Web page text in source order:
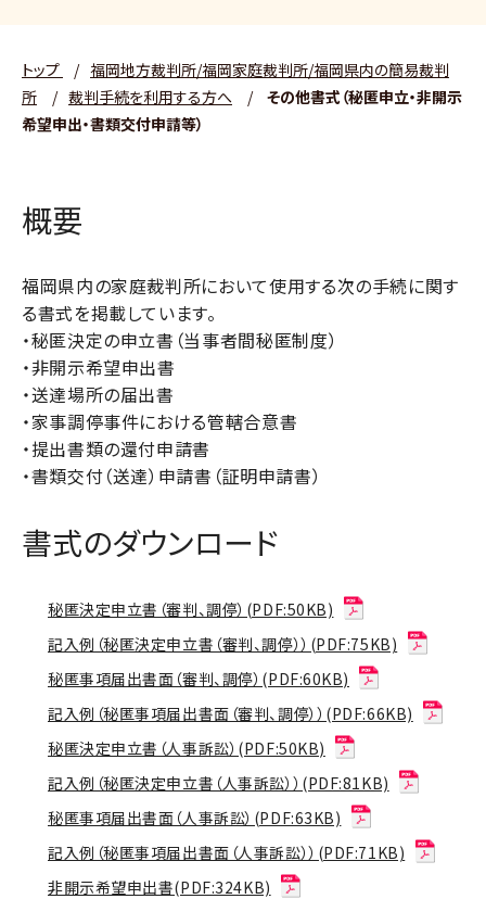
トップ / 福岡地方裁判所/福岡家庭裁判所/福岡県内の簡易裁判
所
/ 裁判手続を利用する方へ /
その他書式（秘匿申立・非開示
希望申出・書類交付申請等）
概要
福岡県内の家庭裁判所において使用する次の手続に関す
る書式を掲載しています。
・秘匿決定の申立書（当事者間秘匿制度）
・非開示希望申出書
・送達場所の届出書
・家事調停事件における管轄合意書
・提出書類の還付申請書
・書類交付（送達）申請書（証明申請書）
書式のダウンロード
秘匿決定申立書（審判、調停）(PDF:50KB)
記入例（秘匿決定申立書（審判、調停））(PDF:75KB)
秘匿事項届出書面（審判、調停）(PDF:60KB)
記入例（秘匿事項届出書面（審判、調停））(PDF:66KB)
秘匿決定申立書（人事訴訟）(PDF:50KB)
記入例（秘匿決定申立書（人事訴訟））(PDF:81KB)
秘匿事項届出書面（人事訴訟）(PDF:63KB)
記入例（秘匿事項届出書面（人事訴訟））(PDF:71KB)
非開示希望申出書(PDF:324KB)